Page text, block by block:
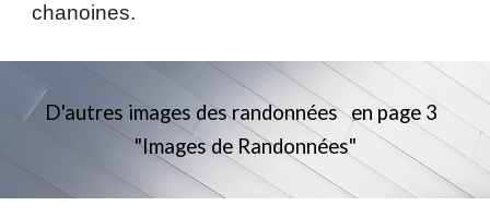
chanoines.
D'autres images des randonnées en page 3
"Images de Randonnées"